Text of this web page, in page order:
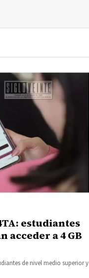
estudiantes
acceder a 4 GB
de nivel medio superior y